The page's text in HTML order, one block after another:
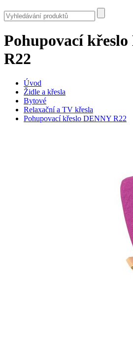
Pohupovací
R22
Úvod
Židle a křesla
Bytové
Relaxační a TV křesla
Pohupovací křeslo DENNY R22